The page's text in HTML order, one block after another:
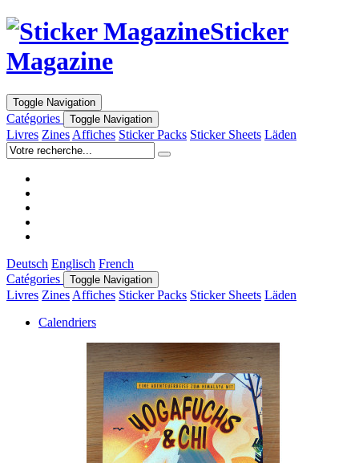
Sticker
Magazine
Toggle Navigation
Catégories Toggle Navigation
Livres Zines Affiches Sticker Packs Sticker Sheets Läden
Deutsch Englisch French
Catégories
Toggle Navigation
Livres Zines Affiches Sticker Packs Sticker Sheets Läden
Calendriers